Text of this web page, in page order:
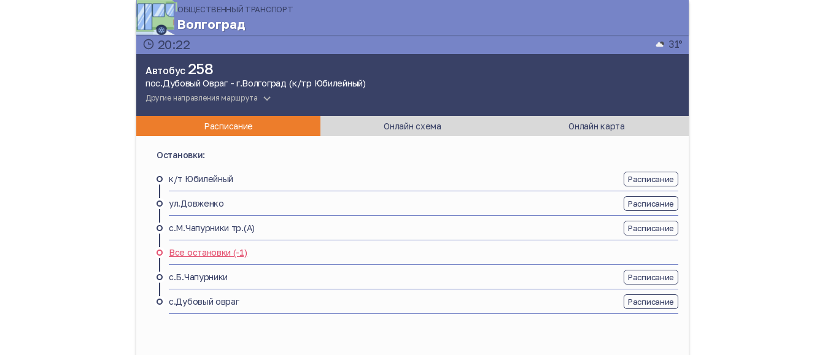
ОБЩЕСТВЕННЫЙ ТРАНСПОРТ
Волгоград
20:22
31°
Автобус 258
пос.Дубовый Овраг - г.Волгоград (к/тр Юбилейный)
Другие направления маршрута
Расписание Онлайн схема Онлайн карта
Остановки:
к/т Юбилейный Расписание
ул.Довженко Расписание
с.М.Чапурники тр.(А) Расписание
Все остановки (-1)
с.Б.Чапурники Расписание
с.Дубовый овраг Расписание